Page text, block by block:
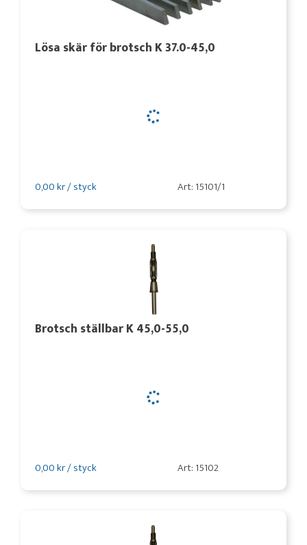
Lösa skär för brotsch K 37.0-45,0
0,00 kr / styck Art: 15101/1
Brotsch ställbar K 45,0-55,0
0,00 kr / styck Art: 15102